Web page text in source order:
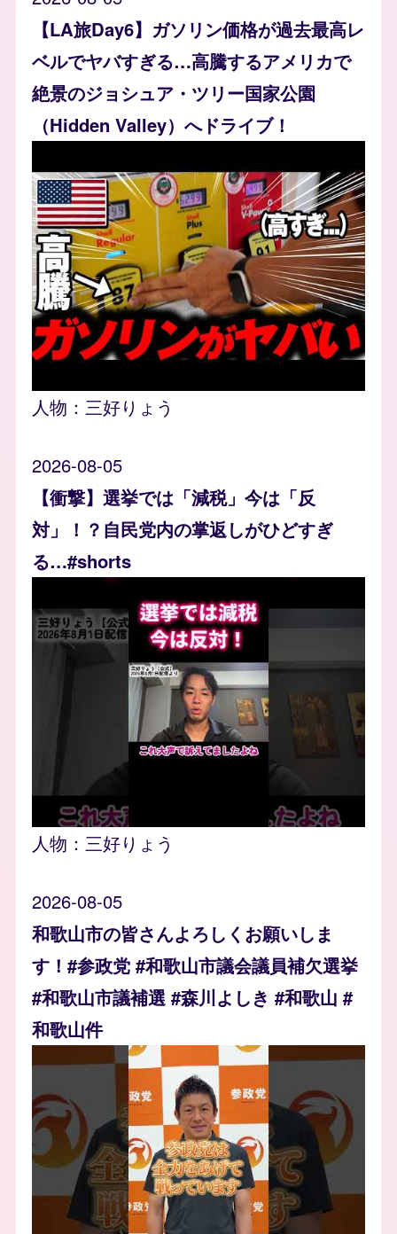
【LA旅Day6】ガソリン価格が過去最高レ
ベルでヤバすぎる…高騰するアメリカで
絶景のジョシュア・ツリー国家公園
（Hidden Valley）へドライブ！
人物： 三好りょう
2026-08-05
【衝撃】選挙では「減税」今は「反
対」！？自民党内の掌返しがひどすぎ
る…#shorts
人物： 三好りょう
2026-08-05
和歌山市の皆さんよろしくお願いしま
す！#参政党 #和歌山市議会議員補欠選挙
#和歌山市議補選 #森川よしき #和歌山 #
和歌山件